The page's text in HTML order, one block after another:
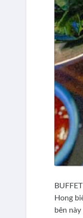
Hong
bên